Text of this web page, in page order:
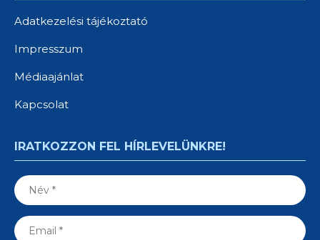
Adatkezelési tájékoztató
Impresszum
Médiaajánlat
Kapcsolat
IRATKOZZON FEL HÍRLEVELÜNKRE!